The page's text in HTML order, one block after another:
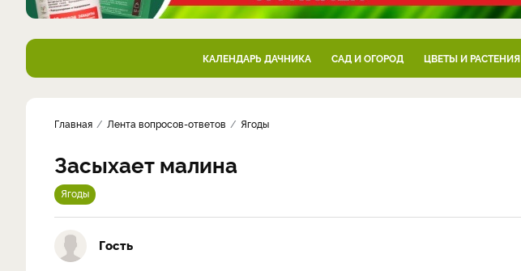
КАЛЕНДАРЬ ДАЧНИКА САД И ОГОРОД ЦВЕТЫ И РАСТЕНИЯ
Главная Лента вопросов-ответов Ягоды
Засыхает малина
Ягоды
Гость